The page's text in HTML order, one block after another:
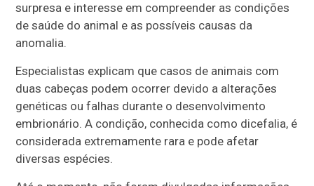
surpresa e interesse em compreender as condições
de saúde do animal e as possíveis causas da
anomalia.
Especialistas explicam que casos de animais com
duas cabeças podem ocorrer devido a alterações
genéticas ou falhas durante o desenvolvimento
embrionário. A condição, conhecida como dicefalia, é
considerada extremamente rara e pode afetar
diversas espécies.